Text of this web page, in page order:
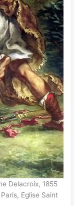
Delacroix, 1855
Eglise Saint